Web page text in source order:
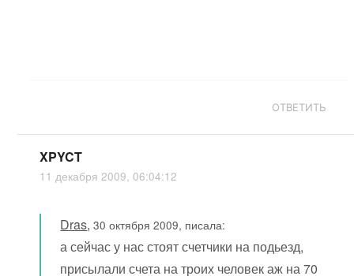
ОТВЕТИТЬ
XPYCT
11 декабря 2009, 06:04:12
Dras,30 октября 2009, писала:
а сейчас у нас стоят счетчики на подьезд,
присылали счета на троих человек аж на 70